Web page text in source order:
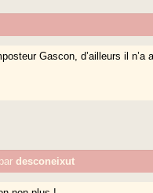
Gascon, d’ailleurs il
pardesconeixut